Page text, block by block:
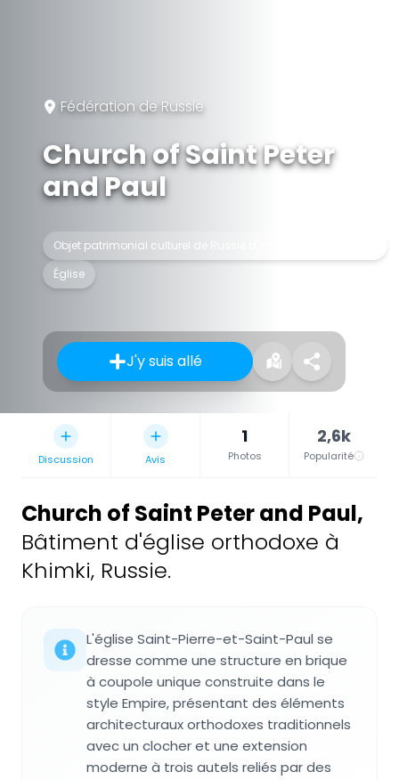
Fédération de Russie
Church of Saint Peter
and Paul
Objet patrimonial culturel de Russie d'importance régionale
Église
J'y suis allé
Discussion Avis
1
Photos
2,6k
Popularité
Church of Saint Peter and Paul,
Bâtiment d'église orthodoxe à
Khimki, Russie.
L'église Saint-Pierre-et-Saint-Paul se
dresse comme une structure en brique
à coupole unique construite dans le
style Empire, présentant des éléments
architecturaux orthodoxes traditionnels
avec un clocher et une extension
moderne à trois autels reliés par des